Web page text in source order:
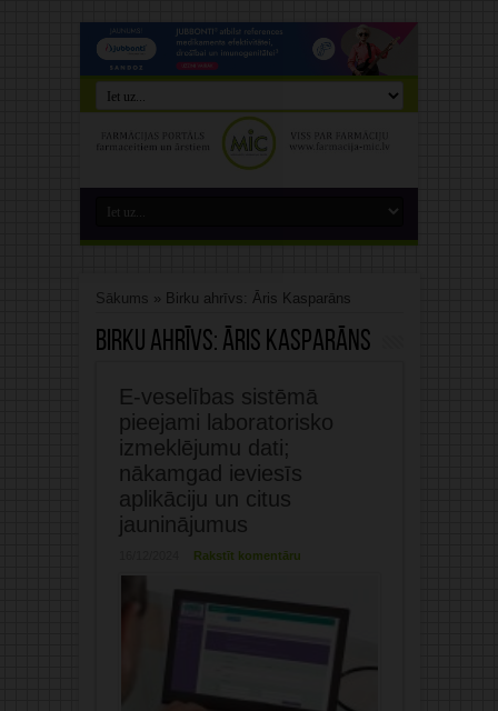
Sākums » Birku ahrīvs: Āris Kasparāns
Birku ahrīvs: Āris Kasparāns
E-veselības sistēmā
pieejami laboratorisko
izmeklējumu dati;
nākamgad ieviesīs
aplikāciju un citus
jauninājumus
Rakstīt komentāru